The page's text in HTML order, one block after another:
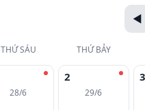
THỨ SÁU THỨ BẢY
28/6
2
29/6
3